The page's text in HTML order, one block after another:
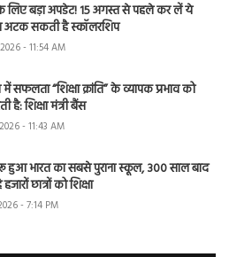
के लिए बड़ा अपडेट! 15 अगस्त से पहले कर लें ये
अटक सकती है स्कॉलरशिप
- 11:54 AM
में सफलता “शिक्षा क्रांति” के व्यापक प्रभाव को
है: शिक्षा मंत्री बैंस
- 11:43 AM
हुआ भारत का सबसे पुराना स्कूल, 300 साल बाद
छात्रों को शिक्षा
- 7:14 PM